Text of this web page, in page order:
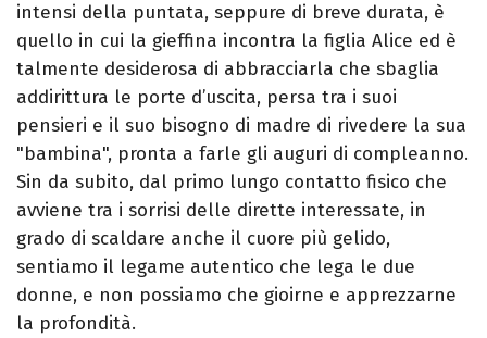
intensi della puntata, seppure di breve durata, è
quello in cui la gieffina incontra la figlia Alice ed è
talmente desiderosa di abbracciarla che sbaglia
addirittura le porte d’uscita, persa tra i suoi
pensieri e il suo bisogno di madre di rivedere la sua
"bambina", pronta a farle gli auguri di compleanno.
Sin da subito, dal primo lungo contatto fisico che
avviene tra i sorrisi delle dirette interessate, in
grado di scaldare anche il cuore più gelido,
sentiamo il legame autentico che lega le due
donne, e non possiamo che gioirne e apprezzarne
la profondità.